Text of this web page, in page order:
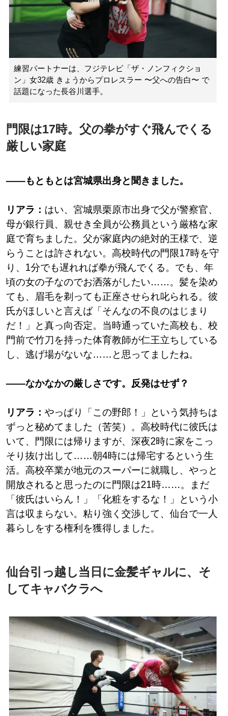
練習パートナーは、フジテレビ「ザ・ノンフィクショ
ン」女32歳 きょうからプロレスラー 〜父への告白〜 で
話題になった長谷川選手。
門限は17時。父の拳がすぐ飛んでくる
厳しい家庭
――もともとは宮城県出身と聞きました。
リアラ： はい、宮城県栗原市出身で父が警察官、
母が銀行員、親せき全員が公務員という厳格な家
庭で育ちました。父が家庭内の絶対的王様で、逆
らうことは許されない。高校時代の門限17時を守
り、1分でも遅れれば拳が飛んでくる。でも、年
頃の女の子なのでお洒落がしたい……。髪を染め
ても、眉毛を剃っても正座させられ叱られる。彼
氏がほしいと言えば「そんなの不良のはじまり
だ！」と真っ向否定。当時通っていた高校も、校
門前で竹刀を持った体育教師が仁王立ちしている
し、逃げ場がないな……と思ってましたね。
――なかなかの厳しさです。反発はせず？
リアラ： やっぱり「この野郎！」という気持ちは
ずっと秘めてました（苦笑）。高校時代に彼氏は
いて、門限には帰りますが、深夜2時に家をこっ
そり抜け出して……朝4時には帰宅するという生
活。高校卒業が地元のスーパーに就職し、やっと
開放されると思ったのに門限は21時……。まだ
「彼氏はいらん！」「化粧をするな！」という小
言は収まらない。粘り強く交渉して、仙台で一人
暮らしをする権利を獲得しました。
仙台引っ越し当日に金髪ギャルに、そ
してキャバクラへ